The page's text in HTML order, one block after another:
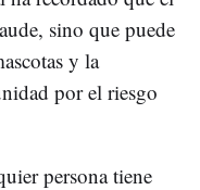
sino que puede
y la
por el riesgo
persona tiene